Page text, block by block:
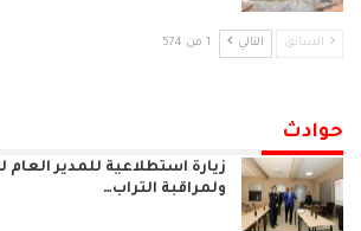
السابق التالي 1 من 574
حوادث
زيارة استطلاعية للمدير العام
ولمراقبة التراب…